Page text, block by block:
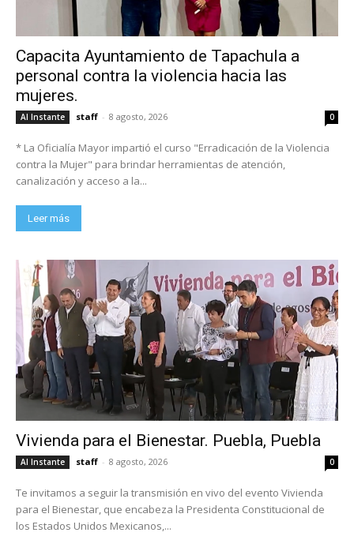
Capacita Ayuntamiento de Tapachula a
personal contra la violencia hacia las
mujeres.
Al Instante staff - 8 agosto, 2026 0
* La Oficialía Mayor impartió el curso "Erradicación de la Violencia
contra la Mujer" para brindar herramientas de atención,
canalización y acceso a la...
Leer más
Vivienda para el Bienestar. Puebla, Puebla
Al Instante staff - 8 agosto, 2026 0
Te invitamos a seguir la transmisión en vivo del evento Vivienda
para el Bienestar, que encabeza la Presidenta Constitucional de
los Estados Unidos Mexicanos,...